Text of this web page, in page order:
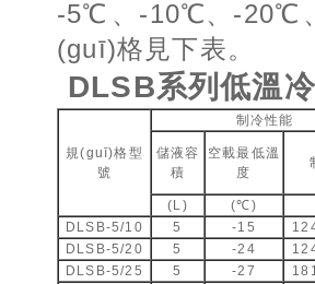
-5℃、-10℃、-20℃
(guī)格見下表。
DLSB系列低溫
規(guī)格型
號
制冷性能
儲液容
積
空載最低溫
度
(L)
(℃)
DLSB-5/10
5 -15
DLSB-5/20
5 -24
DLSB-5/25
5 -27